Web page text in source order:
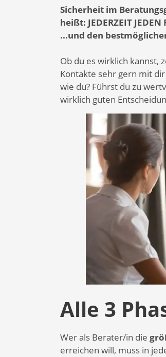
Sicherheit im
heißt: JEDERZEIT JEDEN
...und den
Ob du es wirklich kannst,
Kontakte sehr gern mit
wie du? Führst du zu
wirklich guten
Alle 3
Wer als Berater/in die
erreichen will, muss in